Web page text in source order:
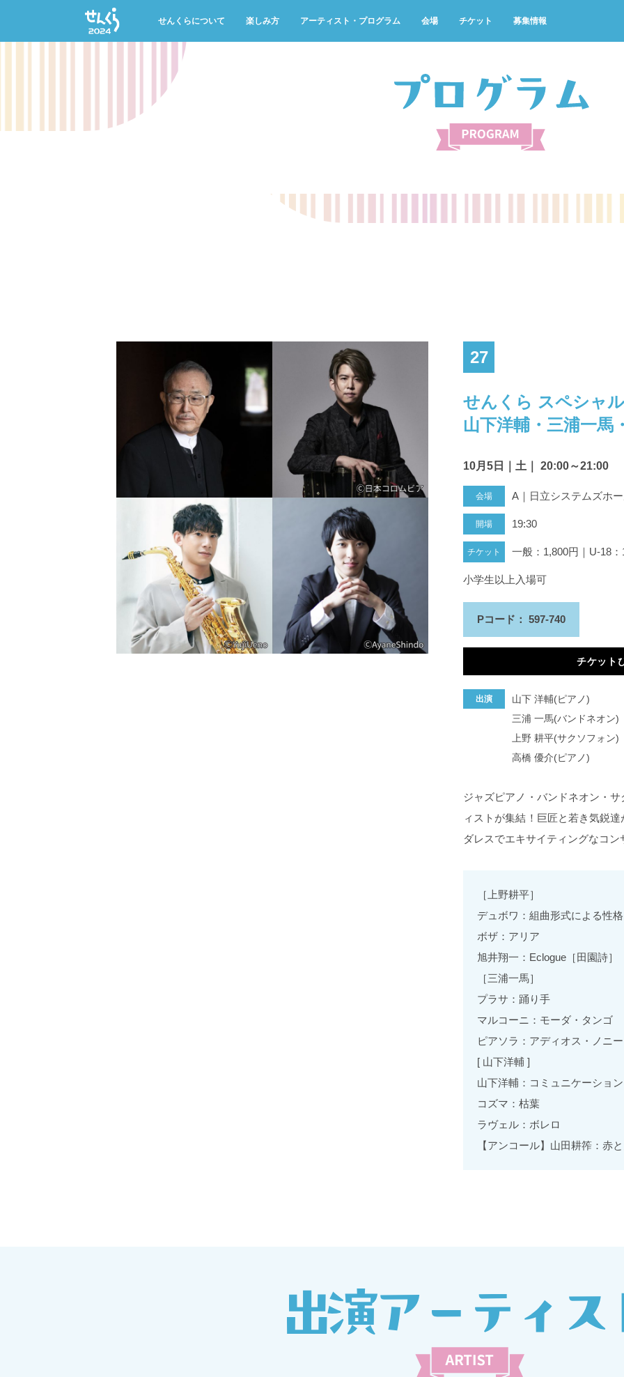
せんくらについて
開催概要
せんくらデビュー
楽しみ方
アーティスト・プログラム
アーティストから探す 地下鉄駅コンサート
マイリスト
会場
チケット
募集情報
27
せんくら スペシャ
山下洋輔・三浦一馬
10月5日｜土｜ 20:00～21:00
A｜日立システムズホ
19:30
一般：1,800円｜U-18
小学生以上入場可
Pコード： 597-740
チケット
出演
山下 洋輔(ピアノ)
三浦 一馬(バンドネオン)
上野 耕平(サクソフォン)
高橋 優介(ピアノ)
ジャズピアノ・バンドネオン・
ィストが集結！巨匠と若き気鋭
ダレスでエキサイティングなコ
［上野耕平］
デュボワ：組曲形式による性
ボザ：アリア
旭井翔一：Eclogue［田園詩］
［三浦一馬］
プラサ：踊り手
マルコーニ：モーダ・タンゴ
ピアソラ：アディオス・ノニ
[ 山下洋輔 ]
山下洋輔：コミュニケーション
コズマ：枯葉
ラヴェル：ボレロ
【アンコール】山田耕筰：赤
マイリスト